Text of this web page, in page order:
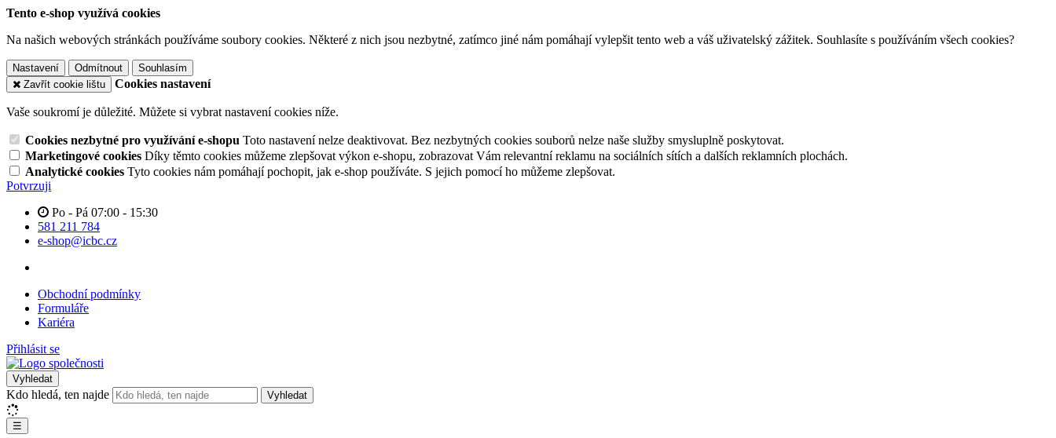
Tento e-shop využívá cookies
Na našich webových stránkách používáme soubory cookies. Některé z nich jsou nezbytné, zatímco jiné nám pomáhají vylepšit tento web a váš uživatelský zážitek. Souhlasíte s používáním všech cookies?
Nastavení Odmítnout
Souhlasím
Zavřít cookie lištu
Cookies nastavení
Vaše soukromí je důležité. Můžete si vybrat nastavení cookies níže.
Cookies nezbytné pro využívání e-shopu Toto nastavení nelze deaktivovat. Bez nezbytných cookies souborů nelze naše služby smysluplně poskytovat.
Marketingové cookies Díky těmto cookies můžeme zlepšovat výkon e-shopu, zobrazovat Vám relevantní reklamu na sociálních sítích a dalších reklamních plochách.
Analytické cookies Tyto cookies nám pomáhají pochopit, jak e-shop používáte. S jejich pomocí ho můžeme zlepšovat.
Potvrzuji
Po - Pá 07:00 - 15:30
581 211 784
e-shop@icbc.cz
Obchodní podmínky
Formuláře
Kariéra
Přihlásit se
Vyhledat
Kdo hledá, ten najde Vyhledat
☰